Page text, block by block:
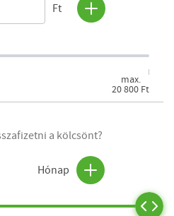
Ft
max.
20 800 Ft
a kölcsönt?
Hónap